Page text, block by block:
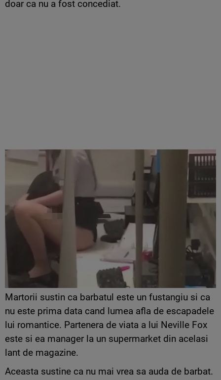
doar ca nu a fost concediat.
Martorii sustin ca barbatul este un fustangiu si ca
nu este prima data cand lumea afla de escapadele
lui romantice. Partenera de viata a lui Neville Fox
este si ea manager la un supermarket din acelasi
lant de magazine.
Aceasta sustine ca nu mai vrea sa auda de barbat.